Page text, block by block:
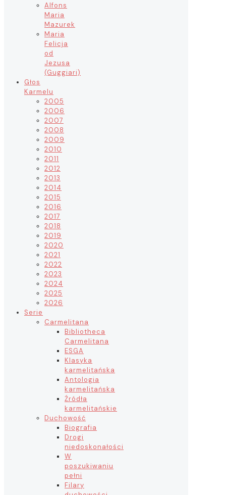
Alfons
Maria
Mazurek
Maria
Felicja
od
Jezusa
(Guggiari)
Głos
Karmelu
2005
2006
2007
2008
2009
2010
2011
2012
2013
2014
2015
2016
2017
2018
2019
2020
2021
2022
2023
2024
2025
2026
Serie
Carmelitana
Bibliotheca
Carmelitana
ESGA
Klasyka
karmelitańska
Antologia
karmelitańska
Źródła
karmelitańskie
Duchowość
Biografia
Drogi
niedoskonałości
W
poszukiwaniu
pełni
Filary